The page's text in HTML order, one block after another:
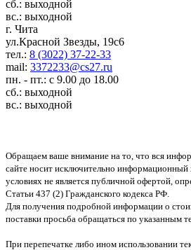
сб.: выходной
вс.: выходной
г. Чита
ул.Красной Звезды, 19с6
тел.: 8 (3022) 37-22-33
mail: 3372233@cs27.ru
пн. - пт.: с 9.00 до 18.00
сб.: выходной
вс.: выходной
Обращаем ваше внимание на то, что вся
сайте носит исключительно информационный
условиях не является публичной офертой,
Статьи 437 (2) Гражданского кодекса РФ.
Для получения подробной информации о
поставки просьба обращаться по указанным
При перепечатке либо ином использовании